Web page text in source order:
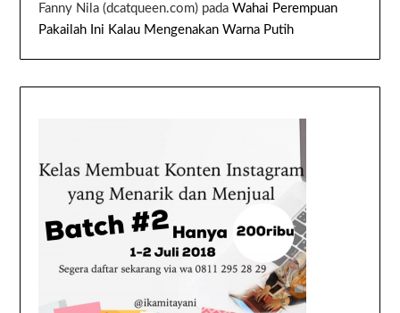
Fanny Nila (dcatqueen.com) padaWahai Perempuan
Pakailah Ini Kalau Mengenakan Warna Putih